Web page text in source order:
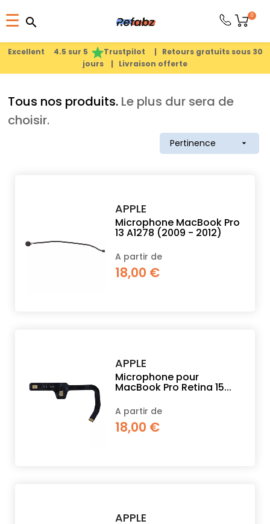
Excellent 4.5 sur 5 Trustpilot | Retours gratuits sous 30
jours | Livraison offerte
Basculer
la
navigation
☰ search
0
search
Tous nos produits. Le plus dur sera de
choisir.
Pertinence 
APPLE
Microphone MacBook Pro
13 A1278 (2009 - 2012)
A partir de
18,00 €
APPLE
Microphone pour
MacBook Pro Retina 15...
A partir de
18,00 €
APPLE
search
PRODUITS
APPLE